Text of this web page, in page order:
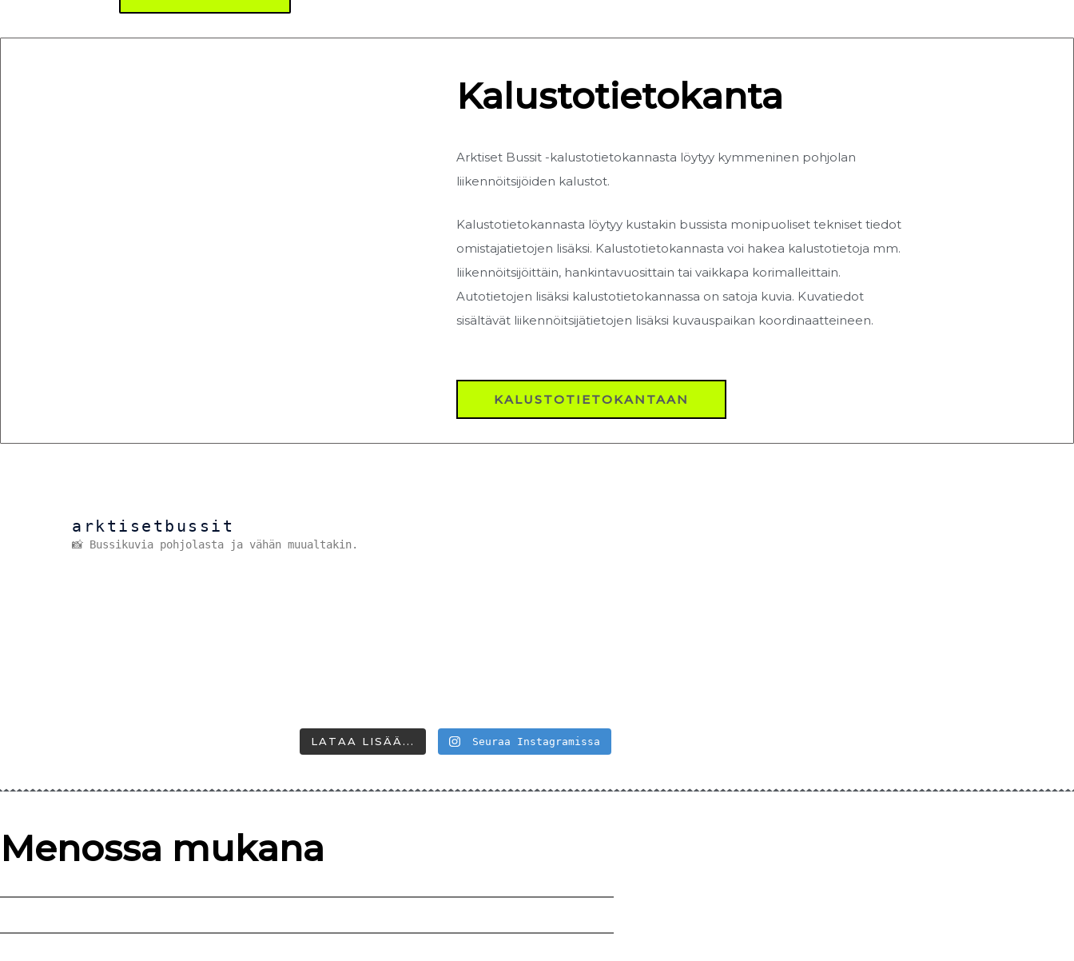
Kalustotietokanta​
Arktiset Bussit -kalustotietokannasta löytyy kymmeninen pohjolan
liikennöitsijöiden kalustot.
Kalustotietokannasta löytyy kustakin bussista monipuoliset tekniset tiedot
omistajatietojen lisäksi. Kalustotietokannasta voi hakea kalustotietoja mm.
liikennöitsijöittäin, hankintavuosittain tai vaikkapa korimalleittain.
Autotietojen lisäksi kalustotietokannassa on satoja kuvia. Kuvatiedot
sisältävät liikennöitsijätietojen lisäksi kuvauspaikan koordinaatteineen.
KALUSTOTIETOKANTAAN
arktisetbussit
📸 Bussikuvia pohjolasta ja vähän muualtakin.
LATAA LISÄÄ... Seuraa Instagramissa
Menossa mukana